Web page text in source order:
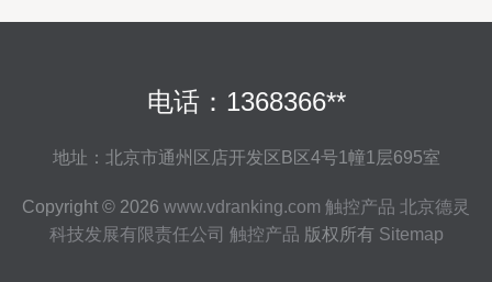
电话：1368366**
地址：北京市通州区店开发区B区4号1幢1层695室
Copyright © 2026 www.vdranking.com 触控产品 北京德灵
科技发展有限责任公司 触控产品 版权所有 Sitemap